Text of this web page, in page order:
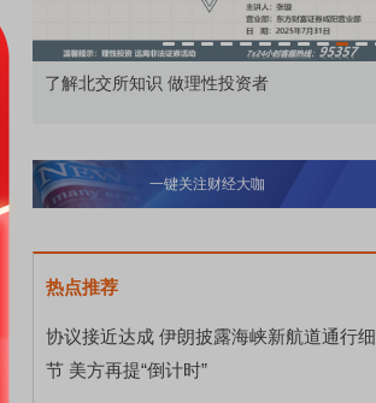
了解北交所知识 做理性投资者
一键关注财经大咖
热点推荐
协议接近达成 伊朗披露海峡新航道通行细
节 美方再提“倒计时”